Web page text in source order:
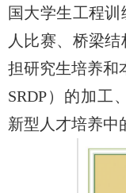
国大学生工程
人比赛、桥梁
担研究生培养和
SRDP）的加工
新型人才培养中